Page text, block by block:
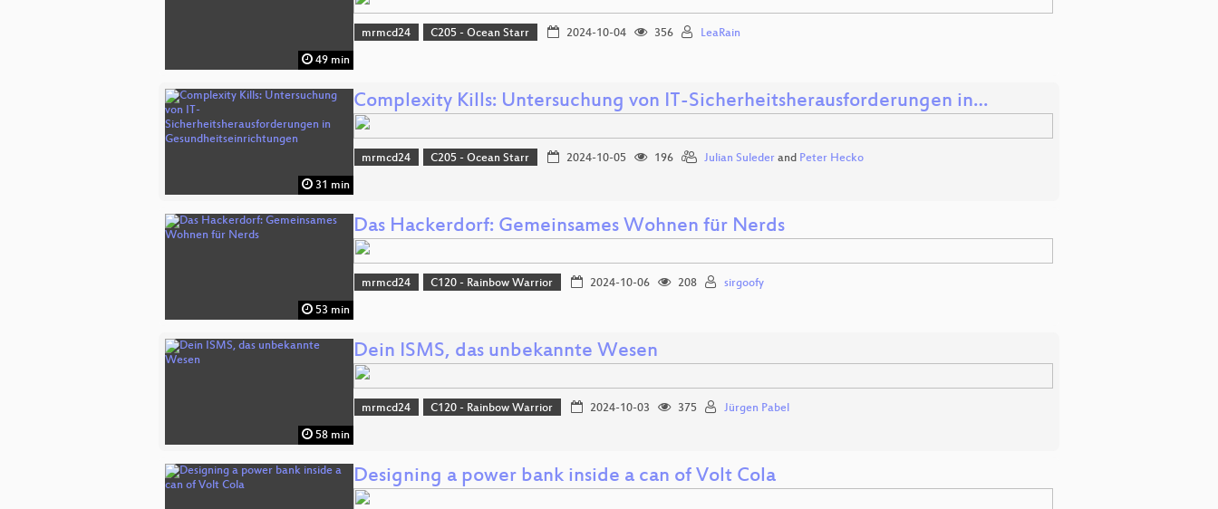
49 min
mrmcd24 C205 - Ocean Starr 2024-10-04 356 LeaRain
31 min
Complexity Kills: Untersuchung von IT-Sicherheitsherausforderungen in…
mrmcd24 C205 - Ocean Starr 2024-10-05 196 Julian Sulederand Peter Hecko
53 min
Das Hackerdorf: Gemeinsames Wohnen für Nerds
mrmcd24 C120 - Rainbow Warrior 2024-10-06 208 sirgoofy
58 min
Dein ISMS, das unbekannte Wesen
mrmcd24 C120 - Rainbow Warrior 2024-10-03 375 Jürgen Pabel
Designing a power bank inside a can of Volt Cola